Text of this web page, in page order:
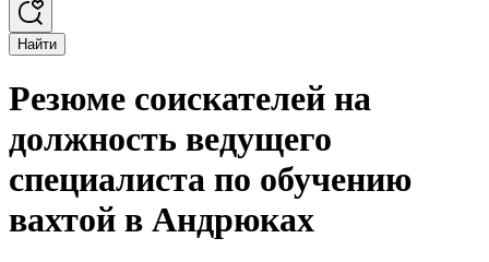
Найти
Резюме соискателей на
должность ведущего
специалиста по обучению
вахтой в Андрюках